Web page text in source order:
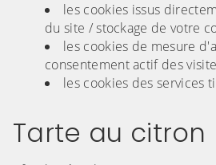
les cookies issus
du site / stockage de votre
les cookies de mesure
consentement actif des
les cookies des services
Tarte au citron